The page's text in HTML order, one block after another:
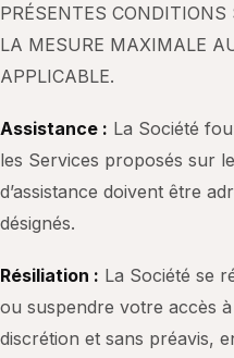
PRÉSENTES CONDITIONS
LA MESURE MAXIMALE
APPLICABLE.
Assistance : La Société
les Services proposés sur
d’assistance doivent être
désignés.
Résiliation : La Société se
ou suspendre votre accès
discrétion et sans préavis,